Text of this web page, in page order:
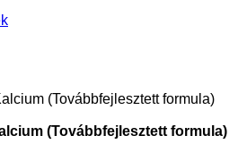
(Továbbfejlesztett formula)